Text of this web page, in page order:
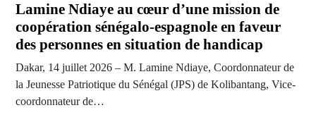
Lamine Ndiaye au cœur d’une mission de
coopération sénégalo-espagnole en faveur
des personnes en situation de handicap
Dakar, 14 juillet 2026 – M. Lamine Ndiaye, Coordonnateur de
la Jeunesse Patriotique du Sénégal (JPS) de Kolibantang, Vice-
coordonnateur de…